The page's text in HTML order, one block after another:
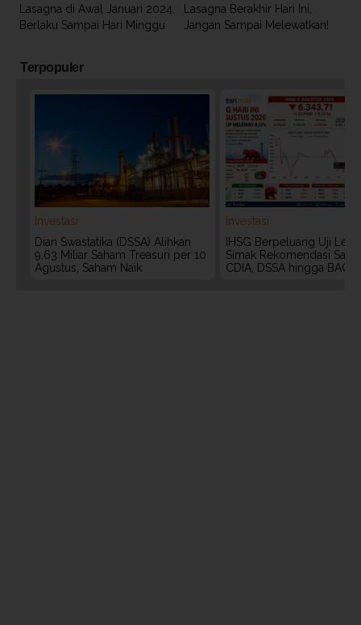
Lasagna di Awal Januari 2024,
Berlaku Sampai Hari Minggu
Lasagna Berakhir Hari Ini,
Jangan Sampai Melewatkan!
Terpopuler
Investasi
Dian Swastatika (DSSA) Alihkan
9,63 Miliar Saham Treasuri per 10
Agustus, Saham Naik
Investasi
IHSG Berpeluang Uji
Simak Rekomendasi
CDIA, DSSA hingga BACH